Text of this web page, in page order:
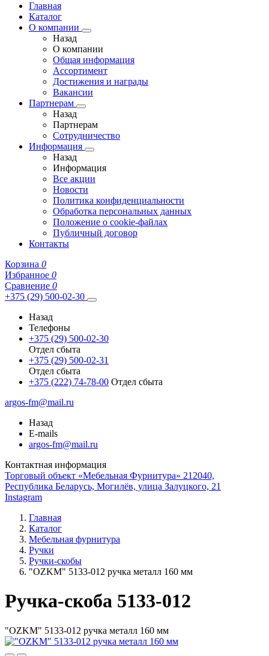
Главная
Каталог
О компании
Назад
О компании
Общая информация
Ассортимент
Достижения и награды
Вакансии
Партнерам
Назад
Партнерам
Сотрудничество
Информация
Назад
Информация
Все акции
Новости
Политика конфиденциальности
Обработка персональных данных
Положение о cookie-файлах
Публичный договор
Контакты
Корзина 0
Избранное 0
Сравнение 0
+375 (29) 500-02-30
Назад
Телефоны
+375 (29) 500-02-30
Отдел сбыта
+375 (29) 500-02-31
Отдел сбыта
+375 (222) 74-78-00 Отдел сбыта
argos-fm@mail.ru
Назад
E-mails
argos-fm@mail.ru
Контактная информация
Торговый объект «Мебельная Фурнитура» 212040,
Республика Беларусь, Могилёв, улица Залуцкого, 21
Instagram
Главная
Каталог
Мебельная фурнитура
Ручки
Ручки-скобы
"OZKM" 5133-012 ручка металл 160 мм
Ручка-скоба 5133-012
"OZKM" 5133-012 ручка металл 160 мм